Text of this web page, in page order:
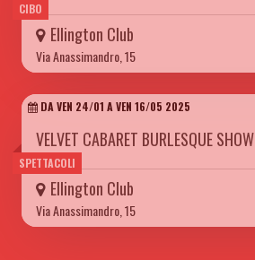
CIBO
Ellington Club
Via Anassimandro, 15
SPETTACOLI
DA VEN 24/01 A VEN 16/05 2025
VELVET CABARET BURLESQUE SHOW
Ellington Club
Via Anassimandro, 15